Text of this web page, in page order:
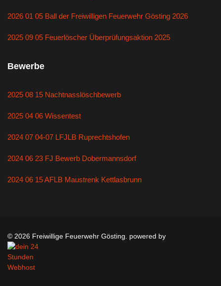
2026 01 05 Ball der Freiwilligen Feuerwehr Gösting 2026
2025 09 05 Feuerlöscher Überprüfungsaktion 2025
Bewerbe
2025 08 15 Nachtnasslöschbewerb
2025 04 06 Wissentest
2024 07 04-07 LFJLB Ruprechtshofen
2024 06 23 FJ Bewerb Dobermannsdorf
2024 06 15 AFLB Maustrenk Kettlasbrunn
© 2026 Freiwillige Feuerwehr Gösting. powered by